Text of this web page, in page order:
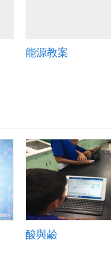
能源教案
酸與鹼